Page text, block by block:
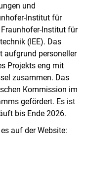
und
Institut für
Institut für
(IEE). Das
aufgrund personeller
Projekts eng mit
zusammen. Das
Kommission im
gefördert. Es ist
bis Ende 2026.
auf der Website: